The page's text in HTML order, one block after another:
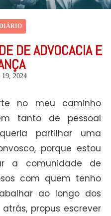
DE ADVOCACIA E
19, 2024
no meu caminho
tanto de pessoal
partilhar uma
porque estou
a comunidade de
com quem tenho
ao longo dos
propus escrever